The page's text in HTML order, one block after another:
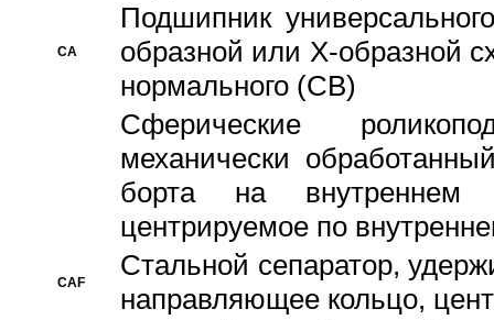
CA
Подшипник
образной или Х-образной
нормального (CB)
Сферические
механически
борта на внутреннем
центрируемое по
CAF
Стальной сепаратор,
направляющее кольцо,